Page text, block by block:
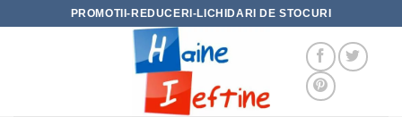
PROMOTII-REDUCERI-LICHIDARI DE STOCURI